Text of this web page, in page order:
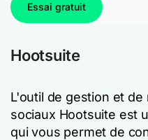
Essai gratuit
Hootsuite
L'outil de gestion et
sociaux Hootsuite est
qui vous permet de